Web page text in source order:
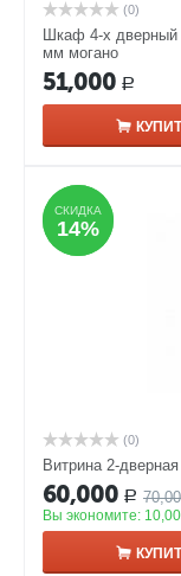
(0)
Шкаф 4-х дверный
мм могано
51,000 Р
СКИДКА
14%
СКИДКА
14%
(0)
Витрина 2-
60,000 Р
Вы экономите: